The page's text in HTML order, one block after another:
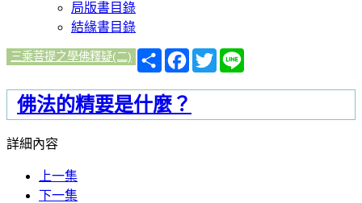
局版書目錄
結緣書目錄
三乘菩提之學佛釋疑(二)
分
享
Facebook
Twitter
佛法的精要是什麼？
詳細內容
上一集
下一集